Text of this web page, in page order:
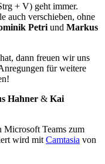
+ V) geht immer.
auch verschieben, ohne
Petri und Markus
dann freuen wir uns
für weitere
Hahner & Kai
Teams zum
wird mit Camtasia von